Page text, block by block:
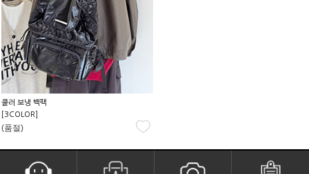
쿨러 보냉 백팩
[3COLOR]
(품절)